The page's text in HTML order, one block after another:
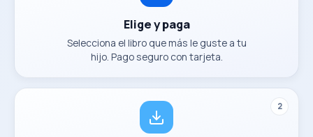
Elige y paga
Selecciona el libro que más le guste a tu
hijo. Pago seguro con tarjeta.
2